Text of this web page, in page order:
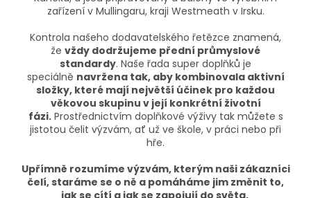
zařízení v Mullingaru, kraji Westmeath v Irsku.
Kontrola našeho dodavatelského řetězce znamená,
že vždy dodržujeme přední průmyslové
standardy. Naše řada super doplňků je
speciálně navržena tak, aby kombinovala aktivní
složky, které mají největší účinek pro každou
věkovou skupinu v její konkrétní životní
fázi.Prostřednictvím doplňkové výživy tak můžete s
jistotou čelit výzvám, ať už ve škole, v práci nebo při
hře.
Upřímně rozumíme výzvám, kterým naši zákazníci
čelí, staráme se o ně a pomáháme jim změnit to,